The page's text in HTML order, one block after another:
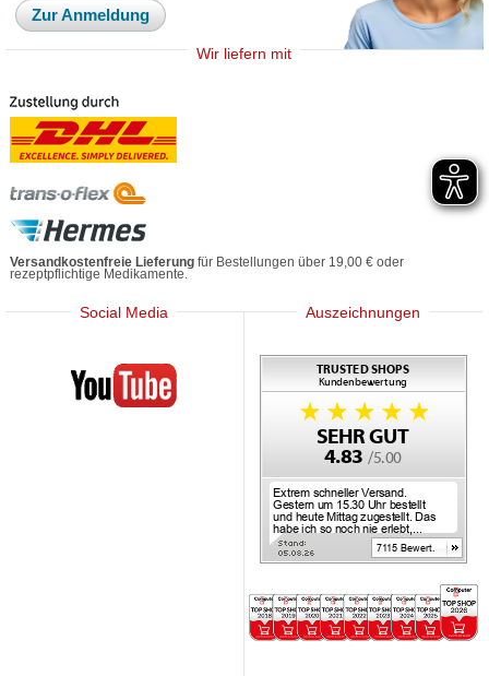
Zur Anmeldung
Wir liefern mit
Versandkostenfreie Lieferung für Bestellungen über 19,00 € oder
rezeptpflichtige Medikamente.
Social Media
Mediherz
Auszeichnungen